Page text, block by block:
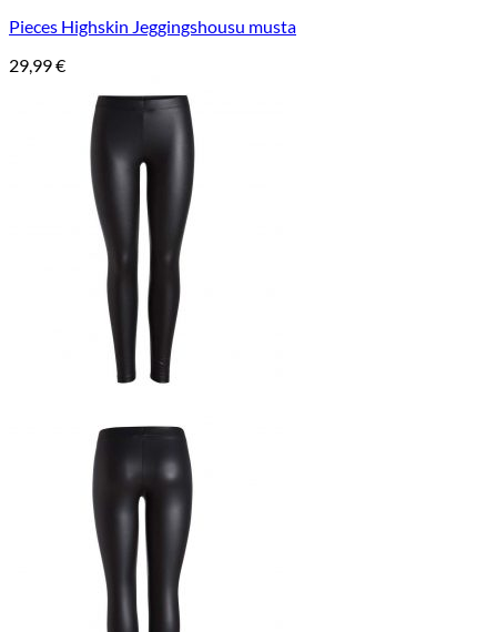
Pieces Highskin Jeggingshousu musta
29,99€